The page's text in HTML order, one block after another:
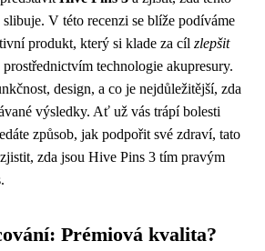
V této recenzi se blíže podíváme
produkt, který si klade za cíl zlepšit
prostřednictvím technologie akupresury.
design, a co je nejdůležitější, zda
výsledky. Ať už vás trápí bolesti
způsob, jak podpořit své zdraví, tato
zda jsou Hive Pins 3 tím pravým
Prémiová kvalita?